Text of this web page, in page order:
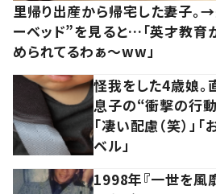
里帰り出産から帰宅した妻子。
ーベッド”を見ると…「英才教育
められてるわぁ～ww」
怪我をした4歳娘。
息子の“衝撃の行
「凄い配慮（笑）」
ベル」
1998年『一世を風